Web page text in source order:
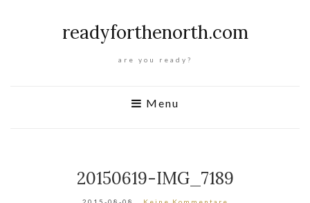
readyforthenorth.com
are you ready?
Menu
20150619-IMG_7189